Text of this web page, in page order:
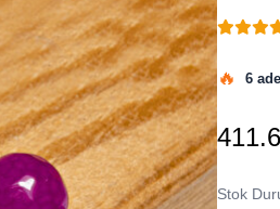
🔥 6
Stok